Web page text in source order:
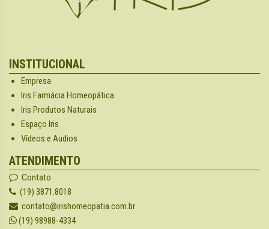
INSTITUCIONAL
Empresa
Iris Farmácia Homeopática
Iris Produtos Naturais
Espaço Iris
Vídeos e Audios
ATENDIMENTO
Contato
(19) 3871.8018
contato@irishomeopatia.com.br
(19) 98988-4334